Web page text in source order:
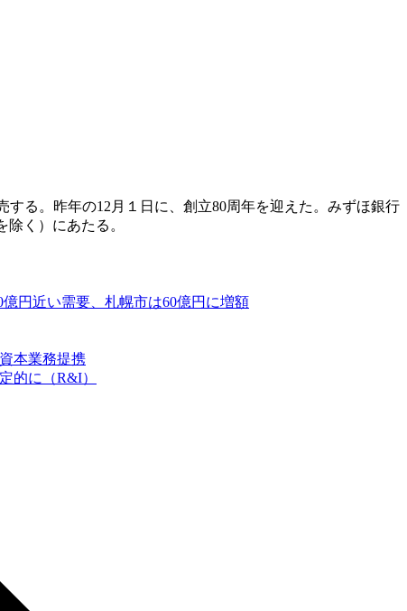
る。昨年の12月１日に、創立80周年を迎えた。みずほ銀行
く）にあたる。
円近い需要、札幌市は60億円に増額
本業務提携
的に（R&I）